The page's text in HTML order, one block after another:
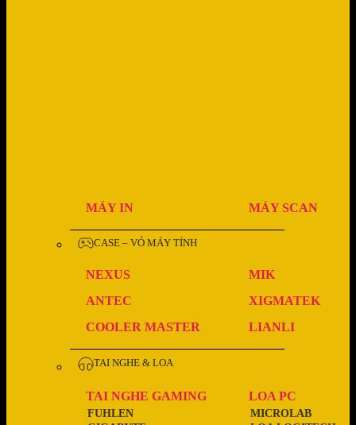
MÁY IN MÁY SCAN
CASE – VỎ MÁY TÍNH
NEXUS
MIK
ANTEC
XIGMATEK
COOLER MASTER
LIANLI
TAI NGHE & LOA
TAI NGHE GAMING
FUHLEN
LOA PC
MICROLAB